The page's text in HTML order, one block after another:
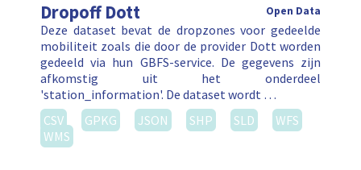
Dropoff Dott Open Data
Deze dataset bevat de dropzones voor gedeelde
mobiliteit zoals die door de provider Dott worden
gedeeld via hun GBFS-service. De gegevens zijn
afkomstig uit het onderdeel
'station_information'. De dataset wordt …
CSV
GPKG JSON SHP SLD
WFS
WMS